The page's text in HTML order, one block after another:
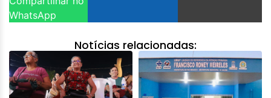
WhatsApp
Notícias relacionadas: